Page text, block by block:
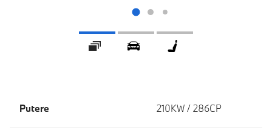
Galerie 360 ° Exterior
Putere 210KW / 286CP